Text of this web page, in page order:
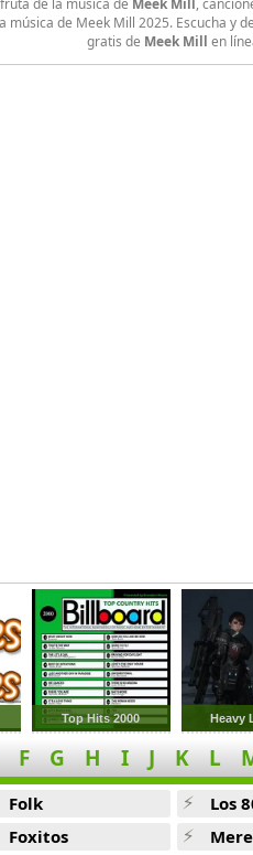
música de Meek Mill 2025. Escucha y
gratis de Meek Mill en
Top Hits 2000 Heavy
F G H I J K L
Folk
Foxitos
Los